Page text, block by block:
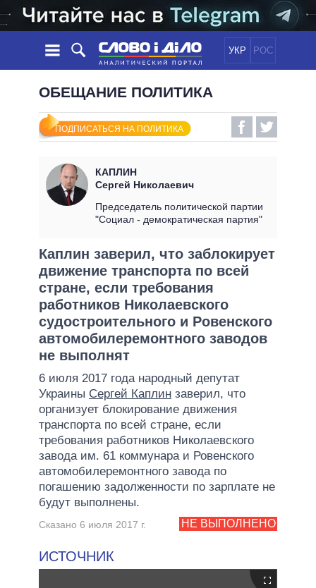
УКР РОС
НОВОСТИ
ЛЕНТА
СОБЫТИЯ
СТАТЬИ
МНЕНИЯ
ОБЗОРЫ
ДАЙДЖЕСТЫ
ПОЛИТИКА
ЭКОНОМИКА
МИР
ОБЕЩАНИЯ
ВСЕ ПОЛИТИКИ
ПРЕЗИДЕНТ И ОФИС
ВЕРХОВНАЯ РАДА
ГЛАВЫ ОБЛАДМИНИСТРАЦИЙ
МЭРЫ
ВСЕ ПЕРСОНЫ
ИНФОГРАФИКА
ВИДЕО
СРАВНЕНИЕ ПОЛИТИКОВ
ОБЕЩАНИЕ ПОЛИТИКА
ПОДПИСАТЬСЯ НА ПОЛИТИКА
КАПЛИН
Сергей Николаевич
Председатель политической партии
"Социал - демократическая партия"
Каплин заверил, что заблокирует
движение транспорта по всей
стране, если требования
работников Николаевского
судостроительного и Ровенского
автомобилеремонтного заводов
не выполнят
6 июля 2017 года народный депутат
Украины Сергей Каплин заверил, что
организует блокирование движения
транспорта по всей стране, если
требования работников Николаевского
завода им. 61 коммунара и Ровенского
автомобилеремонтного завода по
погашению задолженности по зарплате не
будут выполнены.
НЕ ВЫПОЛНЕНО
Сказано 6 июля 2017 г.
ИСТОЧНИК